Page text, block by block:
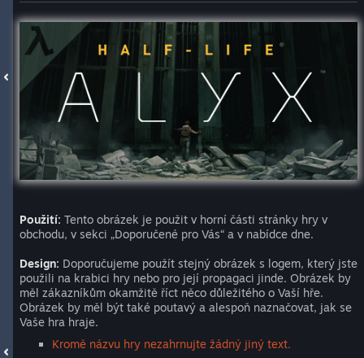
Použití: Tento obrázek je použit v horní části stránky hry v
obchodu, v sekci „Doporučené pro Vás“ a v nabídce dne.
Design: Doporučujeme použít stejný obrázek s logem, který jste
použili na krabici hry nebo pro její propagaci jinde. Obrázek by
měl zákazníkům okamžitě říct něco důležitého o Vaší hře.
Obrázek by měl být také poutavý a alespoň naznačovat, jak se
Vaše hra hraje.
Kromě názvu hry nezahrnujte žádný jiný text.